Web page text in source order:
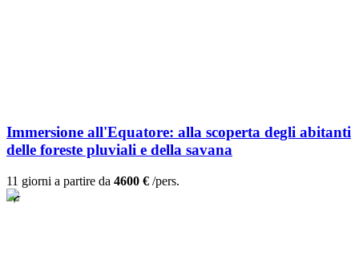
Immersione all'Equatore: alla scoperta degli abitanti
delle foreste pluviali e della savana
11 giorni a partire da 4600 € /pers.